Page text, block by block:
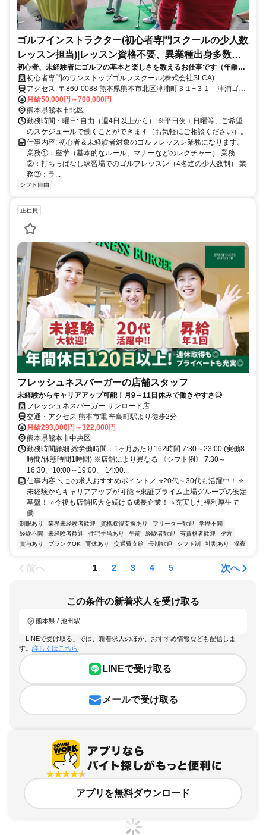
ゴルフインストラクター(初心者専門スクールの少人数
レッスン担当)|レッスン資格不要、異業種出身多数、
シニア多数|熊本市
初心者、未経験者にゴルフの基本と楽しさを教えるお仕事です（年齢不
問、レッスン資格不問、業界未経験歓迎）。60代以降の定年退職者が多
数在籍、活躍しております。月収10～60万円、ご希望のスケジュールで
働き、ご希望の収入を目指せます（高収入コーチ多数在籍）！生徒の皆
様と楽しく関わり合える、シニアの皆様にも大変おすすめの、やりがい
有るお仕事です。
初心者専門のワンストップゴルフスクール(株式会社SLCA)
アクセス: 〒860-0088 熊本県熊本市北区津浦町３１−３１ 津浦ゴル
フアリーナ内ワンストップゴルフ
月給50,000円～700,000円
熊本県熊本市北区
勤務時間・曜日: 自由（週4日以上から） ※平日夜＋日曜等、ご希望
のスケジュールで働くことができます（お気軽にご相談ください）。
仕事内容: 初心者＆未経験者対象のゴルフレッスン業務になります。
業務①：座学（基本的なルール、マナーなどのレクチャー） 業務
②：打ちっぱなし練習場でのゴルフレッスン（4名迄の少人数制） 業
務③：ラ...
シフト自由
正社員
フレッシュネスバーガーの店舗スタッフ
未経験からキャリアアップ可能！月9～11日休みで働きやすさ◎
フレッシュネスバーガー サンロード店
交通・アクセス 熊本市電 辛島町駅より徒歩2分
月給293,000円～322,000円
熊本県熊本市中央区
勤務時間詳細 総労働時間：1ヶ月あたり162時間 7:30～23:00 (実働8
時間/休憩時間1時間) ※店舗により異なる 《シフト例》 7:30～
16:30、10:00～19:00、 14:00...
仕事内容 ＼この求人おすすめポイント／ ⭐20代～30代も活躍中！ ⭐
未経験からキャリアアップが可能 ⭐東証プライム上場グループの安定
基盤！ ⭐今後も店舗拡大を続ける成長企業！ ⭐充実した福利厚生で
働...
制服あり 業界未経験者歓迎 資格取得支援あり フリーター歓迎
学歴不問
経験不問
未経験者歓迎 住宅手当あり 午前 経験者歓迎 有資格者歓迎
夕方
賞与あり
ブランクOK 育休あり 交通費支給 長期歓迎 シフト制 社割あり 深夜
前へ 1 2 3 4 5 次へ
この条件の新着求人を受け取る
熊本県 / 池田駅
「LINEで受け取る」では、新着求人のほか、おすすめ情報なども配信しま
す。 詳しくはこちら
LINEで受け取る
メールで受け取る
アプリを無料ダウンロード